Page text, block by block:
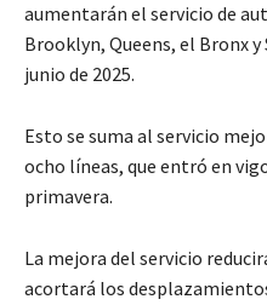
aumentarán el servicio de
Brooklyn, Queens, el Bronx
junio de 2025.
Esto se suma al servicio
ocho líneas, que entró en
primavera.
La mejora del servicio
acortará los